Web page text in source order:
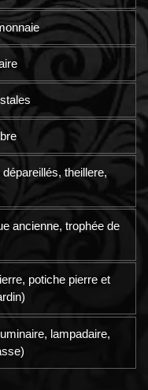
theillere,
ancienne, trophée de
potiche pierre et
lampadaire,